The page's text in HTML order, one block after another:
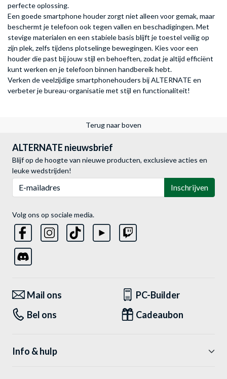
perfecte oplossing.
Een goede smartphone houder zorgt niet alleen voor gemak, maar
beschermt je telefoon ook tegen vallen en beschadigingen. Met
stevige materialen en een stabiele basis blijft je toestel veilig op
zijn plek, zelfs tijdens plotselinge bewegingen. Kies voor een
houder die past bij jouw stijl en behoeften, zodat je altijd efficiënt
kunt werken en je telefoon binnen handbereik hebt.
Verken de veelzijdige smartphonehouders bij ALTERNATE en
verbeter je bureau-organisatie met stijl en functionaliteit!
Terug naar boven
ALTERNATE nieuwsbrief
Blijf op de hoogte van nieuwe producten, exclusieve acties en
leuke wedstrijden!
Inschrijven
Volg ons op sociale media.
Mail ons
PC-Builder
Bel ons
Cadeaubon
Info & hulp